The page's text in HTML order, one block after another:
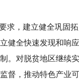
求，建立健全巩固
健全快速发现和响
。对脱贫地区继续
督，推动特色产业